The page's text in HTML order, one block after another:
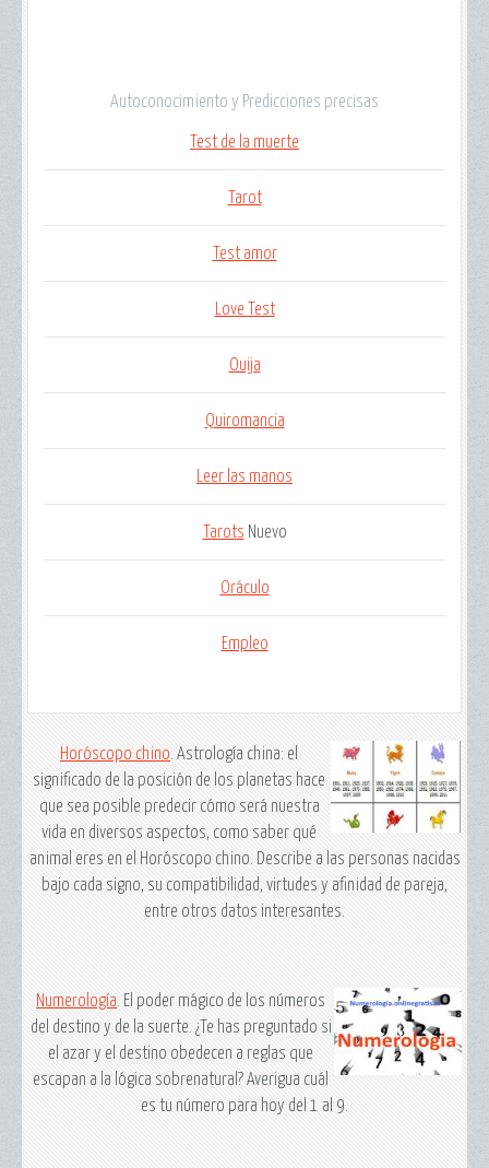
Autoconocimiento y Predicciones precisas
Test de la muerte
Tarot
Test amor
Love Test
Ouija
Quiromancia
Leer las manos
Tarots Nuevo
Oráculo
Empleo
Horóscopo chino . Astrología china: el
significado de la posición de los planetas hace
que sea posible predecir cómo será nuestra
vida en diversos aspectos, como saber qué
animal eres en el Horóscopo chino. Describe a las personas nacidas
bajo cada signo, su compatibilidad, virtudes y afinidad de pareja,
entre otros datos interesantes.
Numerología. El poder mágico de los números
del destino y de la suerte. ¿Te has preguntado si
el azar y el destino obedecen a reglas que
escapan a la lógica sobrenatural? Averigua cuál
es tu número para hoy del 1 al 9.